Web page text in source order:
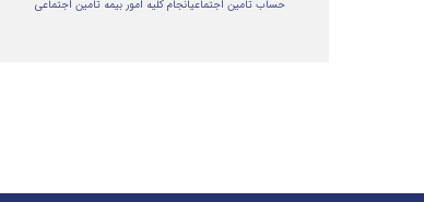
حساب تامین اجتماعیانجام کلیه امور بیمه تامین اجتماعی